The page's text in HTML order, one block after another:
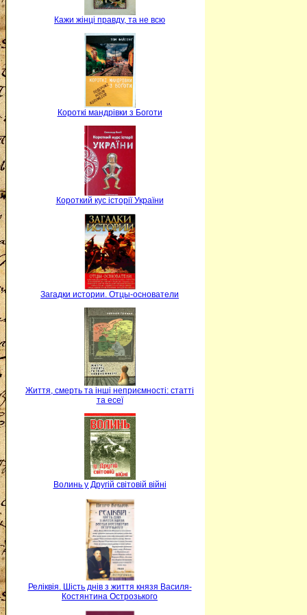
Кажи жінці правду, та не всю
Короткі мандрівки з Боготи
Короткий кус історії України
Загадки истории. Отцы-основатели
Життя, смерть та інші неприємності: статті
та есеї
Волинь у Другій світовій війні
Реліквія. Шість днів з життя князя Василя-
Костянтина Острозького